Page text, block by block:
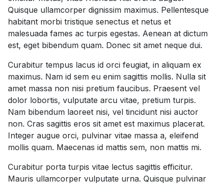
Quisque ullamcorper dignissim maximus. Pellentesque
habitant morbi tristique senectus et netus et
malesuada fames ac turpis egestas. Aenean at dictum
est, eget bibendum quam. Donec sit amet neque dui.
Curabitur tempus lacus id orci feugiat, in aliquam ex
maximus. Nam id sem eu enim sagittis mollis. Nulla sit
amet massa non nisi pretium faucibus. Praesent vel
dolor lobortis, vulputate arcu vitae, pretium turpis.
Nam bibendum laoreet nisi, vel tincidunt nisi auctor
non. Cras sagittis eros sit amet est maximus placerat.
Integer augue orci, pulvinar vitae massa a, eleifend
mollis quam. Maecenas id mattis sem, non mattis mi.
Curabitur porta turpis vitae lectus sagittis efficitur.
Mauris ullamcorper vulputate urna. Quisque pulvinar